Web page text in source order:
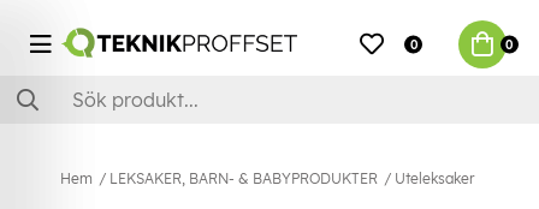
0 0
Hem LEKSAKER, BARN- & BABYPRODUKTER Uteleksaker